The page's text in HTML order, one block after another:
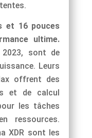
et 16 pouces
ultime.
sont de
Leurs
offrent des
et de calcul
les tâches
ressources.
XDR sont les